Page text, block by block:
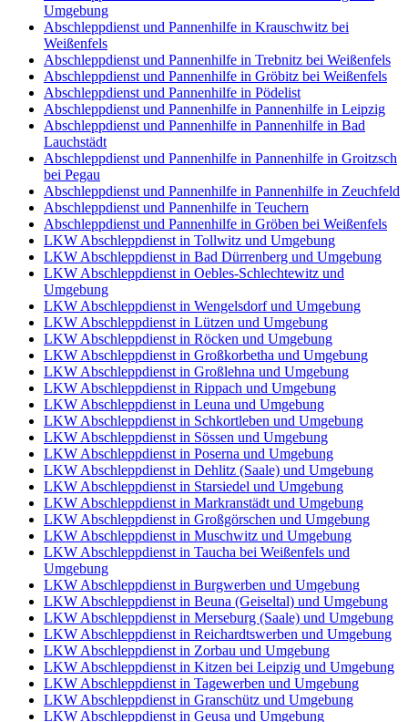
Umgebung
Abschleppdienst und Pannenhilfe in Krauschwitz bei
Weißenfels
Abschleppdienst und Pannenhilfe in Trebnitz bei Weißenfels
Abschleppdienst und Pannenhilfe in Gröbitz bei Weißenfels
Abschleppdienst und Pannenhilfe in Pödelist
Abschleppdienst und Pannenhilfe in Pannenhilfe in Leipzig
Abschleppdienst und Pannenhilfe in Pannenhilfe in Bad
Lauchstädt
Abschleppdienst und Pannenhilfe in Pannenhilfe in Groitzsch
bei Pegau
Abschleppdienst und Pannenhilfe in Pannenhilfe in Zeuchfeld
Abschleppdienst und Pannenhilfe in Teuchern
Abschleppdienst und Pannenhilfe in Gröben bei Weißenfels
LKW Abschleppdienst in Tollwitz und Umgebung
LKW Abschleppdienst in Bad Dürrenberg und Umgebung
LKW Abschleppdienst in Oebles-Schlechtewitz und
Umgebung
LKW Abschleppdienst in Wengelsdorf und Umgebung
LKW Abschleppdienst in Lützen und Umgebung
LKW Abschleppdienst in Röcken und Umgebung
LKW Abschleppdienst in Großkorbetha und Umgebung
LKW Abschleppdienst in Großlehna und Umgebung
LKW Abschleppdienst in Rippach und Umgebung
LKW Abschleppdienst in Leuna und Umgebung
LKW Abschleppdienst in Schkortleben und Umgebung
LKW Abschleppdienst in Sössen und Umgebung
LKW Abschleppdienst in Poserna und Umgebung
LKW Abschleppdienst in Dehlitz (Saale) und Umgebung
LKW Abschleppdienst in Starsiedel und Umgebung
LKW Abschleppdienst in Markranstädt und Umgebung
LKW Abschleppdienst in Großgörschen und Umgebung
LKW Abschleppdienst in Muschwitz und Umgebung
LKW Abschleppdienst in Taucha bei Weißenfels und
Umgebung
LKW Abschleppdienst in Burgwerben und Umgebung
LKW Abschleppdienst in Beuna (Geiseltal) und Umgebung
LKW Abschleppdienst in Merseburg (Saale) und Umgebung
LKW Abschleppdienst in Reichardtswerben und Umgebung
LKW Abschleppdienst in Zorbau und Umgebung
LKW Abschleppdienst in Kitzen bei Leipzig und Umgebung
LKW Abschleppdienst in Tagewerben und Umgebung
LKW Abschleppdienst in Granschütz und Umgebung
LKW Abschleppdienst in Geusa und Umgebung